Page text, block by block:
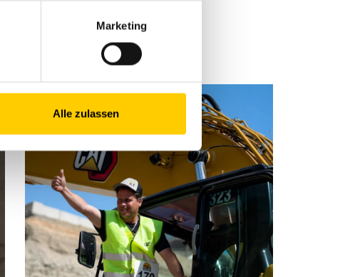
Marketing
Alle zulassen